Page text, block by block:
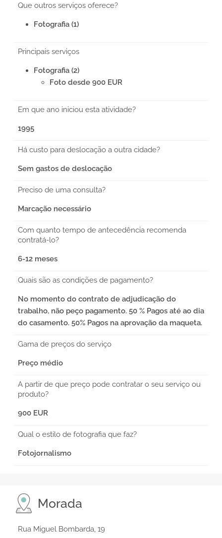
Que outros serviços oferece?
Fotografia (1)
Principais serviços
Fotografia (2)
Foto desde 900 EUR
Em que ano iniciou esta atividade?
1995
Há custo para deslocação a outra cidade?
Sem gastos de deslocação
Preciso de uma consulta?
Marcação necessário
Com quanto tempo de antecedência recomenda
contratá-lo?
6-12 meses
Quais são as condições de pagamento?
No momento do contrato de adjudicação do
trabalho, não peço pagamento. 50 % Pagos até ao dia
do casamento. 50% Pagos na aprovação da maqueta.
Gama de preços do serviço
Preço médio
A partir de que preço pode contratar o seu serviço ou
produto?
900 EUR
Qual o estilo de fotografia que faz?
Fotojornalismo
Morada
Rua Miguel Bombarda, 19